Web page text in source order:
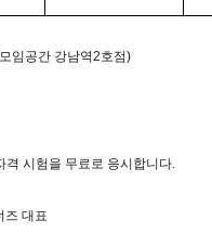
임공간 강남역2호점)
격 시험을 무료로 응시합니다.
즈 대표